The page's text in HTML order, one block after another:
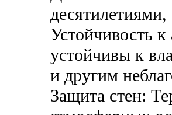
Устойчивость
устойчивы к
и другим
Защита стен: